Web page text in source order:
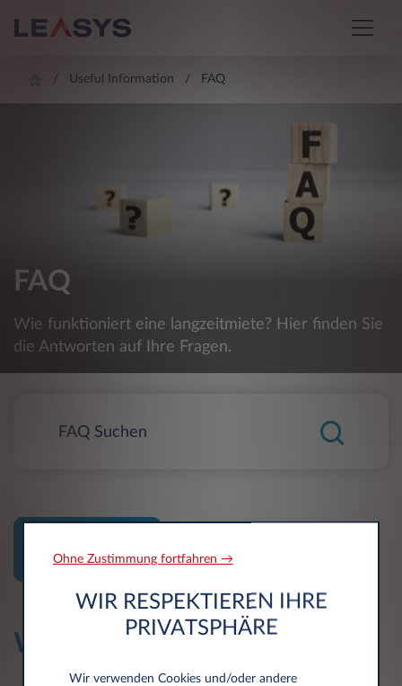
Useful Information FAQ
FAQ
Wie funktioniert eine langzeitmiete? Hier finden Sie
die Antworten auf Ihre Fragen.
Wählen Sie ein Thema
Ohne Zustimmung fortfahren →
WIR RESPEKTIEREN IHRE
PRIVATSPHÄRE
Wir verwenden Cookies und/oder andere